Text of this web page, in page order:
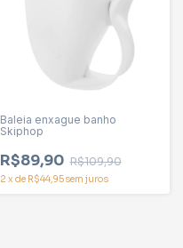
Baleia enxague banho
Skiphop
R$89,90 R$109,90
2 x de R$44,95sem juros